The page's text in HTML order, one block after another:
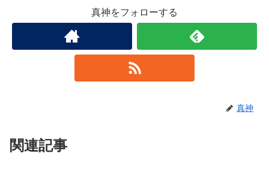
真神をフォローする
真神
関連記事